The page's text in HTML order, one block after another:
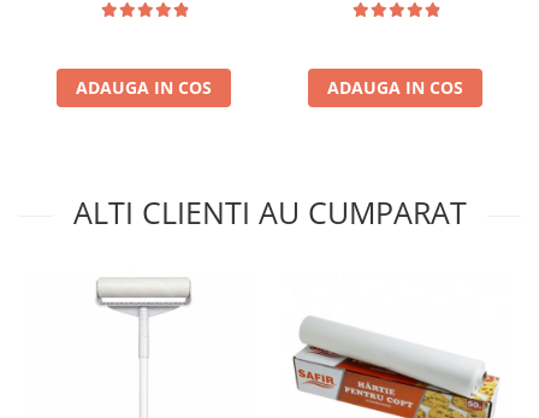
ADAUGA IN COS ADAUGA IN COS
ALTI CLIENTI AU CUMPARAT